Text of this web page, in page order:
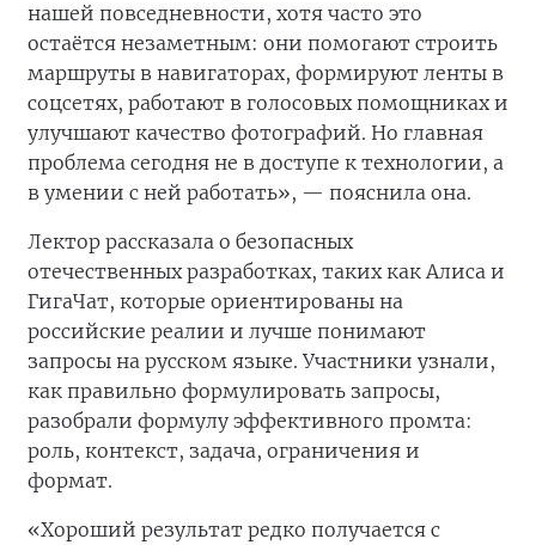
нашей повседневности, хотя часто это
остаётся незаметным: они помогают строить
маршруты в навигаторах, формируют ленты в
соцсетях, работают в голосовых помощниках и
улучшают качество фотографий. Но главная
проблема сегодня не в доступе к технологии, а
в умении с ней работать», — пояснила она.
Лектор рассказала о безопасных
отечественных разработках, таких как Алиса и
ГигаЧат, которые ориентированы на
российские реалии и лучше понимают
запросы на русском языке. Участники узнали,
как правильно формулировать запросы,
разобрали формулу эффективного промта:
роль, контекст, задача, ограничения и
формат.
«Хороший результат редко получается с